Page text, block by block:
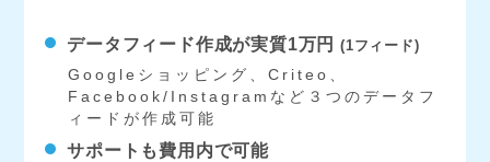
データフィード作成が実質1万円 (1フィード)
Googleショッピング、Criteo、
Facebook/Instagramなど３つのデータフ
ィードが作成可能
サポートも費用内で可能